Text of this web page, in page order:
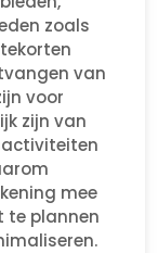
zoals
van
voor
zijn van
mee
te plannen